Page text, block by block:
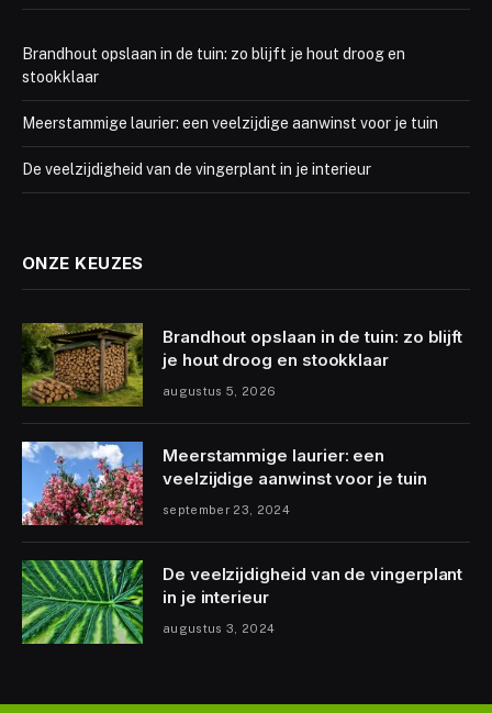
Brandhout opslaan in de tuin: zo blijft je hout droog en
stookklaar
Meerstammige laurier: een veelzijdige aanwinst voor je tuin
De veelzijdigheid van de vingerplant in je interieur
ONZE KEUZES
Brandhout opslaan in de tuin: zo blijft
je hout droog en stookklaar
augustus 5, 2026
Meerstammige laurier: een
veelzijdige aanwinst voor je tuin
september 23, 2024
De veelzijdigheid van de vingerplant
in je interieur
augustus 3, 2024